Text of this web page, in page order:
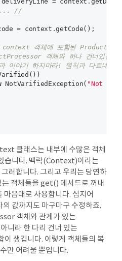
//
= context.getCode();
객체에 포함된
객체와 하나 건너있는
이야기 하지마라! 원칙과 다르네요.
NotVarifiedException( "Not
클래스는 내부에 수많은 객체
습니다. 맥락(Context)이라는
러합니다. 그리고 우리는 당연하
객체들을 get() 메서드로 꺼내
음대로 사용합니다. 심지어
값까지도 마구마구 수정하죠.
객체와 관계가 있는
라 한 다리 건너 있는
생깁니다. 이렇게 객체들의 복
만 어려울 뿐입니다.